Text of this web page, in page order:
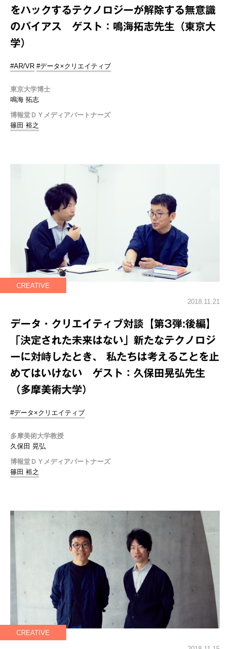
をハックするテクノロジーが解除する無意識
のバイアス ゲスト：鳴海拓志先生（東京大
学）
#AR/VR #データ×クリエイティブ
東京大学博士
鳴海 拓志
博報堂ＤＹメディアパートナーズ
篠田 裕之
CREATIVE
2018.11.21
データ・クリエイティブ対談【第3弾:後編】
「決定された未来はない」新たなテクノロジ
ーに対峙したとき、 私たちは考えることを止
めてはいけない ゲスト：久保田晃弘先生
（多摩美術大学）
#データ×クリエイティブ
多摩美術大学教授
久保田 晃弘
博報堂ＤＹメディアパートナーズ
篠田 裕之
CREATIVE